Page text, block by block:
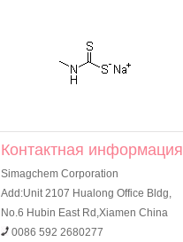
Контактная информация
Simagchem Corporation
Add:Unit 2107 Hualong Office Bldg,
No.6 Hubin East Rd,Xiamen China
0086 592 2680277